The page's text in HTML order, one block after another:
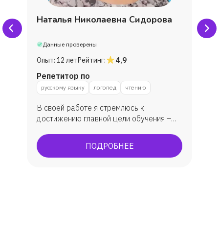
Наталья Николаевна Сидорова
Данные проверены
Опыт: 12 летРейтинг:
4,9
Репетитор по
русскому языку логопед чтению
В своей работе я стремлюсь к
достижению главной цели обучения –
учащихся. Стараюсь отыскать приемы и
методы, которые шаг за шагом
ПОДРОБНЕЕ